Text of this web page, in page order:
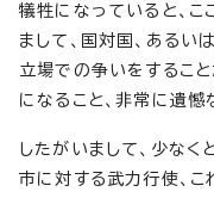
犠牲になっていると、
まして、国対国、あるい
立場での争いをするこ
になること、非常に遺憾
したがいまして、少な
市に対する武力行使、